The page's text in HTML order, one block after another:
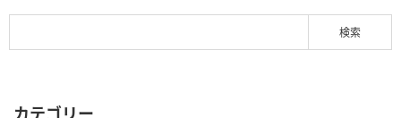
カテゴリー